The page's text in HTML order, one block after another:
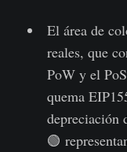
El área de
reales, que
PoW y el
quema
depreciación
🟢